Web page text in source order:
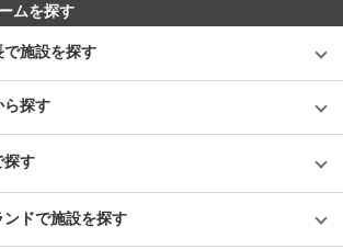
ムを探す
で施設を探す
ら探す
探す
ドで施設を探す